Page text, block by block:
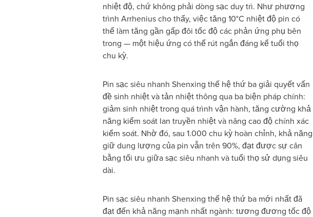
nhiệt độ, chứ không phải dòng sạc duy trì. Như phương
trình Arrhenius cho thấy, việc tăng 10°C nhiệt độ pin có
thể làm tăng gần gấp đôi tốc độ các phản ứng phụ bên
trong — một hiệu ứng có thể rút ngắn đáng kể tuổi thọ
chu kỳ.
Pin sạc siêu nhanh Shenxing thế hệ thứ ba giải quyết vấn
đề sinh nhiệt và tản nhiệt thông qua ba biện pháp chính:
giảm sinh nhiệt trong quá trình vận hành, tăng cường khả
năng kiểm soát lan truyền nhiệt và nâng cao độ chính xác
kiểm soát. Nhờ đó, sau 1.000 chu kỳ hoàn chỉnh, khả năng
giữ dung lượng của pin vẫn trên 90%, đạt được sự cân
bằng tối ưu giữa sạc siêu nhanh và tuổi thọ sử dụng siêu
dài.
Pin sạc siêu nhanh Shenxing thế hệ thứ ba mới nhất đã
đạt đến khả năng mạnh nhất ngành: tương đương tốc độ